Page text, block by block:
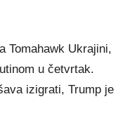
Tomahawk Ukrajini,
u četvrtak.
izigrati, Trump je